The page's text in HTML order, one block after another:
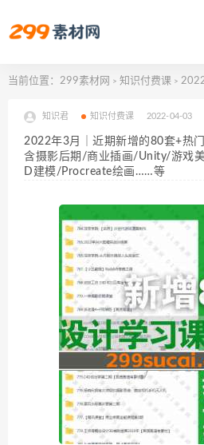
当前位置： 299素材网 > 知识付费课 > 2022年3月｜近期
知识君 知识付费课 2022-04-03
2022年3月｜近期新增的80套+热
含摄影后期/商业插画/Unity/游戏
D建模/Procreate绘画……等